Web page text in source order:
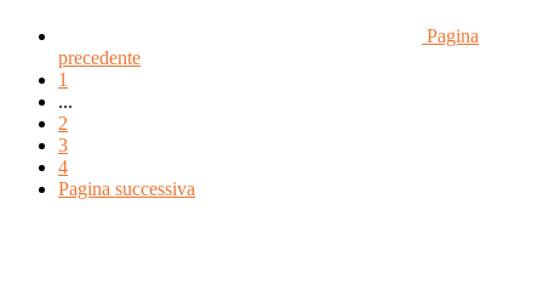
Pagina
precedente
1
...
2
3
4
Pagina successiva